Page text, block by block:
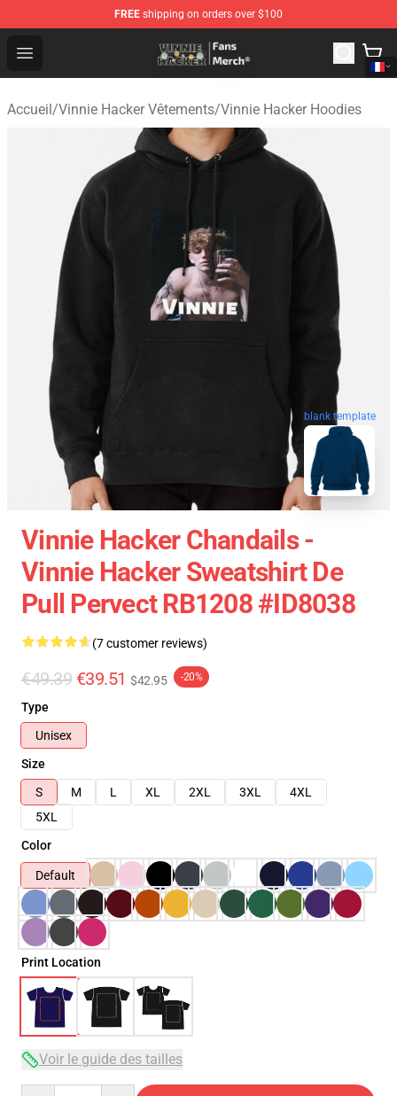
FREE shipping on orders over $100
Open menu
Vinnie Hacker Store - Official Vinnie Hacker Merchandise
Accueil/Vinnie Hacker Vêtements/Vinnie Hacker Hoodies
blank template
Vinnie Hacker Chandails -
Vinnie Hacker Sweatshirt De
Pull Pervect RB1208 #ID8038
(7 customer reviews)
€49.39 €39.51 $42.95 -20%
Type
Unisex
Size
S
M L XL 2XL 3XL
4XL
5XL
Color
Default
Print Location
Voir le guide des tailles